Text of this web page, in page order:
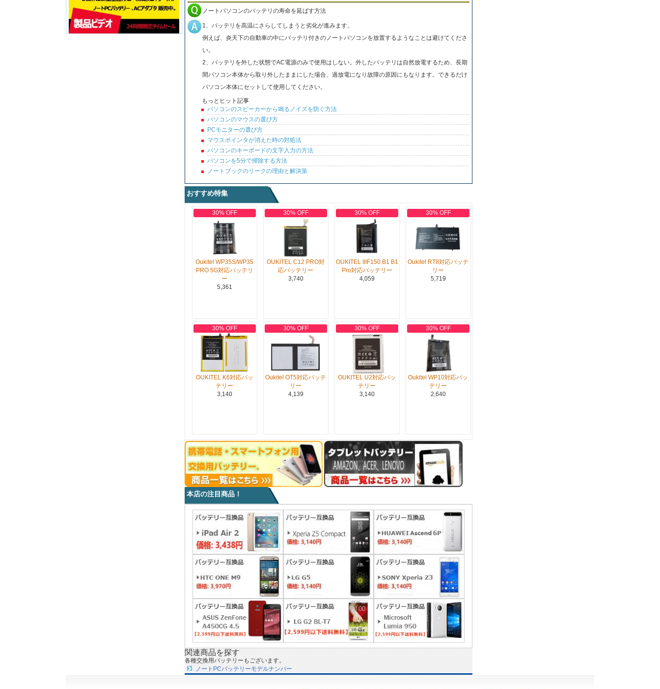
ノートパソコンのバッテリの寿命を延ばす方法
1、バッテリを高温にさらしてしまうと劣化が進みます。
例えば、炎天下の自動車の中にバッテリ付きのノートパソコンを放置するようなことは避けてくださ
い。
2、バッテリを外した状態でAC電源のみで使用はしない。外したバッテリは自然放電するため、長期
間パソコン本体から取り外したままにした場合、過放電になり故障の原因にもなります。できるだけ
パソコン本体にセットして使用してください。
もっとヒット記事
パソコンのスピーカーから鳴るノイズを防ぐ方法
パソコンのマウスの選び方
PCモニターの選び方
マウスポインタが消えた時の対処法
パソコンのキーボードの文字入力の方法
パソコンを5分で掃除する方法
ノートブックのリークの理由と解決策
おすすめ特集
30% OFF
Oukitel WP35S/WP35
PRO 5G対応バッテリ
ー
5,361
30% OFF
OUKITEL C12 PRO対
応バッテリー
3,740
30% OFF
OUKITEL IIIF150 B1 B1
Pro対応バッテリー
4,059
30% OFF
Oukitel RT8対応バッテ
リー
5,719
30% OFF
OUKITEL K6対応バッ
テリー
3,140
30% OFF
Oukitel OT5対応バッテ
リー
4,139
30% OFF
OUKITEL U2対応バッ
テリー
3,140
30% OFF
Oukitel WP10対応バッ
テリー
2,640
本店の注目商品！
関連商品を探す
各種交換用バッテリーもございます。
ノートPCバッテリーモデルナンバー